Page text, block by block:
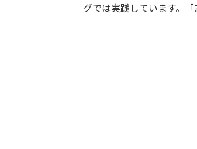
グでは実践しています。